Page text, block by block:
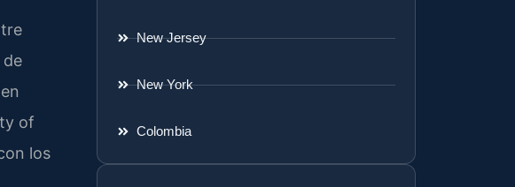
of
los
New Jersey
New York
Colombia